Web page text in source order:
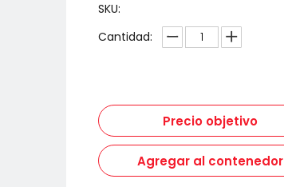
SKU:
Cantidad:
Precio objetivo
Agregar al contenedor